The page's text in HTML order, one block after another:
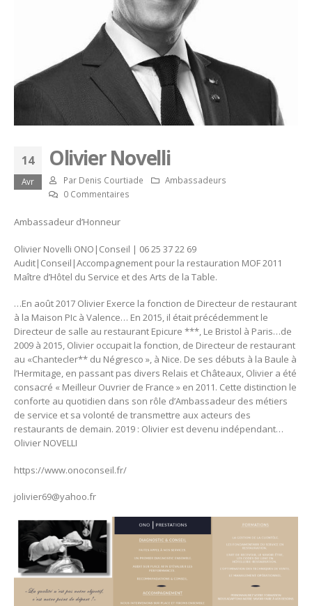
14
Avr
Olivier Novelli
Par Denis Courtiade
Ambassadeurs
0 Commentaires
Ambassadeur d’Honneur
Olivier Novelli ONO|Conseil | 06 25 37 22 69
Audit|Conseil|Accompagnement pour la restauration MOF 2011
Maître d’Hôtel du Service et des Arts de la Table.
…En août 2017 Olivier Exerce la fonction de Directeur de restaurant
à la Maison PIc à Valence… En 2015, il était précédemment le
Directeur de salle au restaurant Epicure ***, Le Bristol à Paris…de
2009 à 2015, Olivier occupait la fonction, de Directeur de restaurant
au «Chantecler** du Négresco », à Nice. De ses débuts à la Baule à
l’Hermitage, en passant pas divers Relais et Châteaux, Olivier a été
consacré « Meilleur Ouvrier de France » en 2011. Cette distinction le
conforte au quotidien dans son rôle d’Ambassadeur des métiers
de service et sa volonté de transmettre aux acteurs des
restaurants de demain. 2019 : Olivier est devenu indépendant…
Olivier NOVELLI
https://www.onoconseil.fr/
jolivier69@yahoo.fr